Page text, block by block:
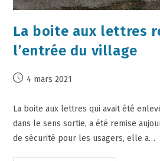
La boite aux lettres
l’entrée du village
4 mars 2021
La boite aux lettres qui avait été
dans le sens sortie, a été remise
de sécurité pour les usagers, elle a…